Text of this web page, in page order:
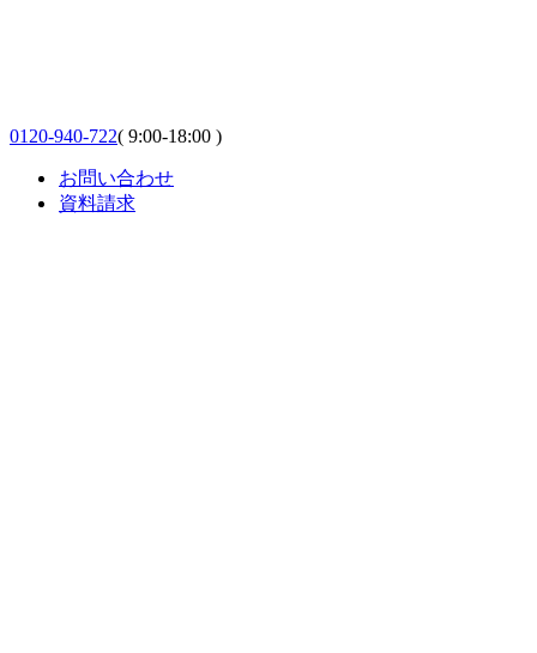
0120-940-722( 9:00-18:00 )
お問い合わせ
資料請求